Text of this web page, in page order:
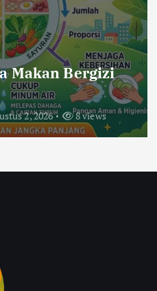
Makan Bergizi
2, 2026 8 views